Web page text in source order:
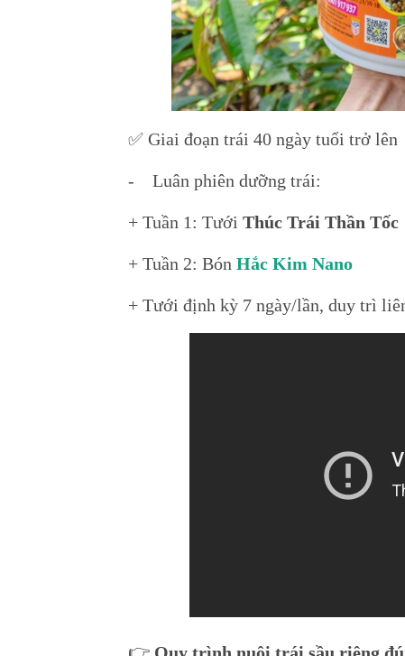
✅ Giai đoạn trái 40 ngày tuổi trở lên
- Luân phiên dưỡng trái:
+ Tuần 1: Tưới Thúc Trái Thần Tốc
+ Tuần 2: Bón Hắc Kim Nano
+ Tưới định kỳ 7 ngày/lần, duy trì